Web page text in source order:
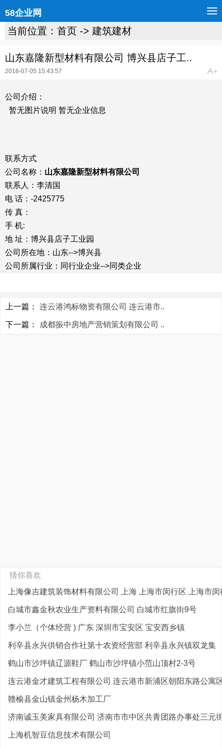
58企业网
当前位置： 首页 -> 建筑建材
山东嘉隆新型材料有限公司 博兴县店子工..
2018-07-05 15:43:57
公司介绍：
暂无图片说明 暂无企业信息
联系方式
公司名称： 山东嘉隆新型材料有限公司
联系人：李清国
电 话：-2425775
传 真：
手 机:
地 址：博兴县店子工业园
公司所在地：山东-->博兴县
公司所属行业：同行业企业-->同类企业
上一篇： 连云港鸿标物资有限公司 连云港市..
下一篇： 成都振中房地产营销策划有限公司 ..
猜你喜欢
上海像吉建筑装饰材料有限公司 上海 上海市闵行区 上海市闵
白城市鑫金秋农业生产资料有限公司 白城市红旗街9号
李小兰（个体经营 ) 广东 深圳市宝安区 宝安西乡镇
利辛县永兴供销合作社第十农资经营部 利辛县永兴镇双龙集
鹤山市沙坪镇辽源鞋厂 鹤山市沙坪镇小范山顶村2-3号
连云港金才建筑工程有限公司 连云港市新浦区朝阳东路公寓
赣榆县金山镇金州杨木加工厂
济南诚玉美家具有限公司 济南市市中区共青团路办事处三元
上海机智豆信息技术有限公司